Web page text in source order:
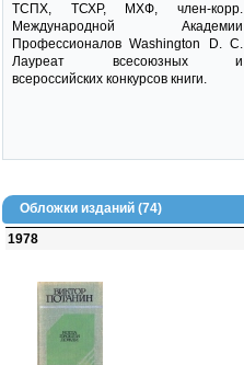
ТСПХ, ТСХР, МХФ, член-корр.
Международной Академии
Профессионалов Washington D. C.
Лауреат всесоюзных и
всероссийских конкурсов книги.
Обложки изданий (74)
1978